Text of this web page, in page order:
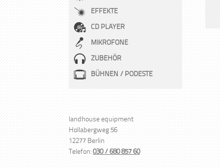
EFFEKTE
CD PLAYER
MIKROFONE
ZUBEHÖR
BÜHNEN / PODESTE
landhouse equipment
Hollabergweg 56
12277 Berlin
Telefon:030 / 680 857 60